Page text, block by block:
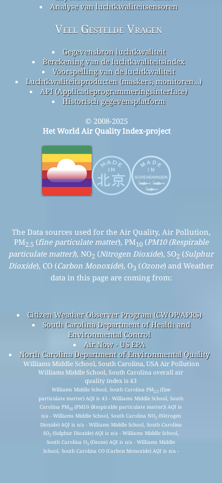
Analyse van luchtkwaliteitsensoren
Veel Gestelde Vragen
Gegevensbron luchtkwaliteit
Berekening van de luchtkwaliteitsindex
Voorspelling van de luchtkwaliteit
Luchtkwaliteitsproducten (maskers, monitoren…)
API (Applicatieprogrammeringsinterface)
Historisch gegevensplatform
© 2008-2025
Het World Air Quality Index-project
The Data sources used for the Air Quality, Air Pollution,
PM2.5 (fine particulate matter), PM10(PM10 (Respirable
particulate matter)), NO2 (Nitrogen Dioxide), SO2 (Sulphur
Dioxide), CO (Carbon Monoxide), O3 (Ozone) and Weather
data in this page are coming from:
Citizen Weather Observer Program (CWOP/APRS)
South Carolina Department of Health and
Environmental Control
Air Now - US EPA
North Carolina Department of Environmental Quality
Williams Middle School, South Carolina, USA Air Pollution
Williams Middle School, South Carolina overall air
quality index is 43
Williams Middle School, South Carolina PM2.5(fine
particulate matter) AQI is 43 - Williams Middle School, South
Carolina PM10 (PM10 (Respirable particulate matter)) AQI is
n/a - Williams Middle School, South Carolina NO2(Nitrogen
Dioxide) AQI is n/a - Williams Middle School, South Carolina
SO2(Sulphur Dioxide) AQI is n/a - Williams Middle School,
South Carolina O3 (Ozone) AQI is n/a - Williams Middle
School, South Carolina CO (Carbon Monoxide) AQI is n/a -